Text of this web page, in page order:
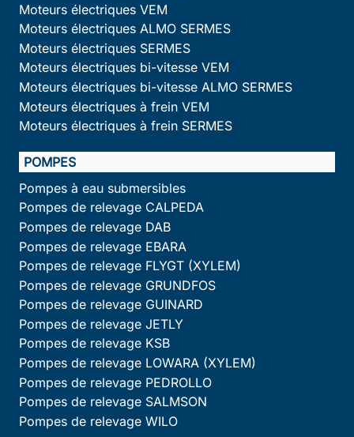
Moteurs électriques VEM
Moteurs électriques ALMO SERMES
Moteurs électriques SERMES
Moteurs électriques bi-vitesse VEM
Moteurs électriques bi-vitesse ALMO SERMES
Moteurs électriques à frein VEM
Moteurs électriques à frein SERMES
POMPES
Pompes à eau submersibles
Pompes de relevage CALPEDA
Pompes de relevage DAB
Pompes de relevage EBARA
Pompes de relevage FLYGT (XYLEM)
Pompes de relevage GRUNDFOS
Pompes de relevage GUINARD
Pompes de relevage JETLY
Pompes de relevage KSB
Pompes de relevage LOWARA (XYLEM)
Pompes de relevage PEDROLLO
Pompes de relevage SALMSON
Pompes de relevage WILO